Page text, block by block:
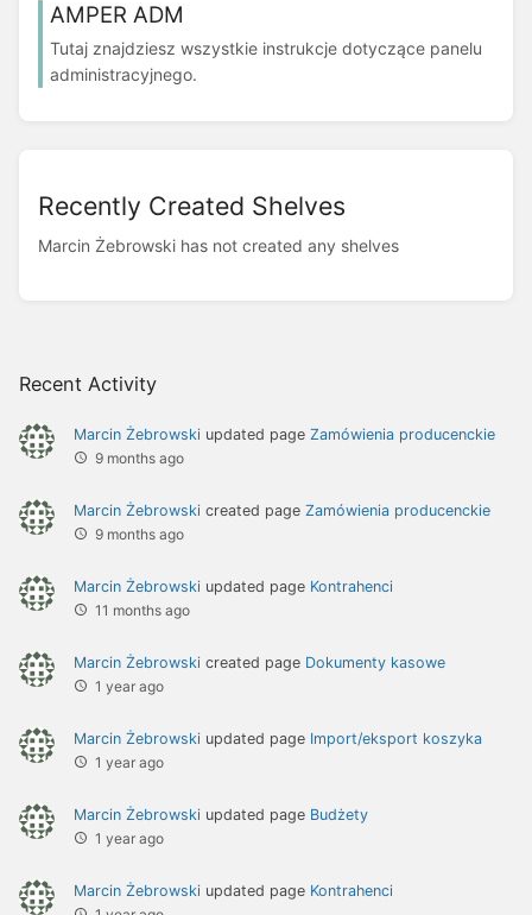
Recent Activity
Marcin Żebrowski updated page Zamówienia producenckie
9 months ago
Marcin Żebrowski created page Zamówienia producenckie
9 months ago
Marcin Żebrowski updated page Kontrahenci
11 months ago
Marcin Żebrowski created page Dokumenty kasowe
1 year ago
Marcin Żebrowski updated page Import/eksport koszyka
1 year ago
Marcin Żebrowski updated page Budżety
1 year ago
Marcin Żebrowski updated page Kontrahenci
AMPER ADM
Tutaj znajdziesz wszystkie instrukcje dotyczące panelu
administracyjnego.
Recently Created Shelves
Marcin Żebrowski has not created any shelves